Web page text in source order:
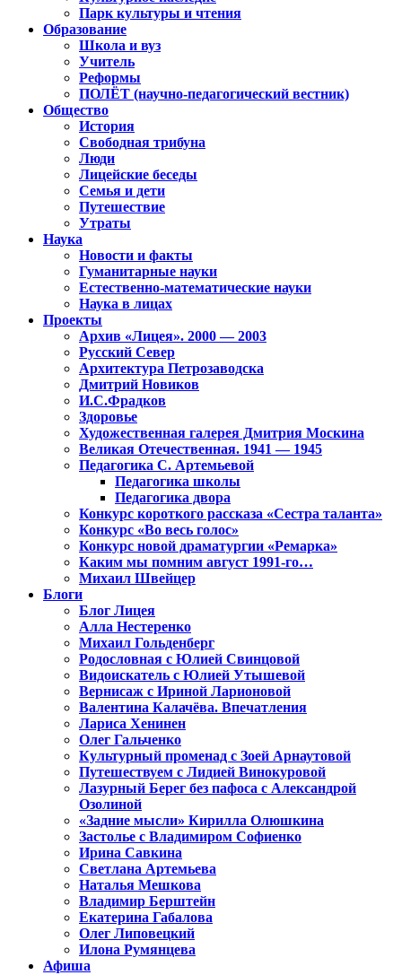
Парк культуры и чтения
Образование
Школа и вуз
Учитель
Реформы
ПОЛЁТ (научно-педагогический вестник)
Общество
История
Свободная трибуна
Люди
Лицейские беседы
Семья и дети
Путешествие
Утраты
Наука
Новости и факты
Гуманитарные науки
Естественно-математические науки
Наука в лицах
Проекты
Архив «Лицея». 2000 — 2003
Русский Север
Архитектура Петрозаводска
Дмитрий Новиков
И.С.Фрадков
Здоровье
Художественная галерея Дмитрия Москина
Великая Отечественная. 1941 — 1945
Педагогика С. Артемьевой
Педагогика школы
Педагогика двора
Конкурс короткого рассказа «Сестра таланта»
Конкурс «Во весь голос»
Конкурс новой драматургии «Ремарка»
Каким мы помним август 1991-го…
Михаил Швейцер
Блоги
Блог Лицея
Алла Нестеренко
Михаил Гольденберг
Родословная с Юлией Свинцовой
Видоискатель с Юлией Утышевой
Вернисаж с Ириной Ларионовой
Валентина Калачёва. Впечатления
Лариса Хенинен
Олег Гальченко
Культурный променад с Зоей Арнаутовой
Путешествуем с Лидией Винокуровой
Лазурный Берег без пафоса с Александрой
Озолиной
«Задние мысли» Кирилла Олюшкина
Застолье с Владимиром Софиенко
Ирина Савкина
Светлана Артемьева
Наталья Мешкова
Владимир Берштейн
Екатерина Габалова
Олег Липовецкий
Илона Румянцева
Афиша